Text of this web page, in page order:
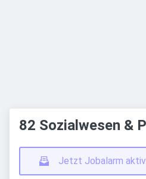
82 Sozialwesen &
Jetzt Jobalarm